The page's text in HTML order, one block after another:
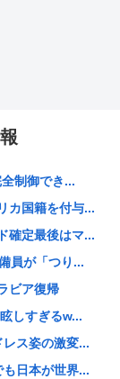
制御でき...
カ国籍を付与...
確定最後はマ...
員が「つり...
ビア復帰
しすぎるw...
ス姿の激変...
日本が世界...